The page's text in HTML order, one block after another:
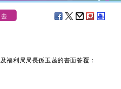
利局局長孫玉菡的書面答覆：